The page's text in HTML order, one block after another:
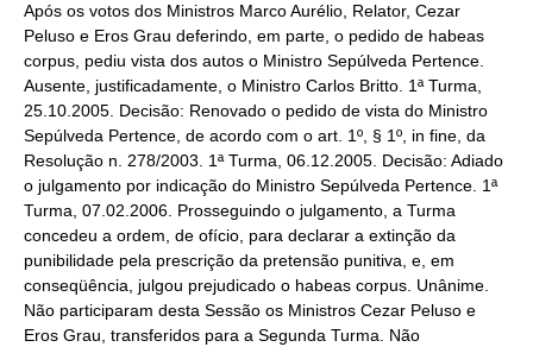
Após os votos dos Ministros Marco Aurélio, Relator, Cezar
Peluso e Eros Grau deferindo, em parte, o pedido de habeas
corpus, pediu vista dos autos o Ministro Sepúlveda Pertence.
Ausente, justificadamente, o Ministro Carlos Britto. 1ª Turma,
25.10.2005. Decisão: Renovado o pedido de vista do Ministro
Sepúlveda Pertence, de acordo com o art. 1º, § 1º, in fine, da
Resolução n. 278/2003. 1ª Turma, 06.12.2005. Decisão: Adiado
o julgamento por indicação do Ministro Sepúlveda Pertence. 1ª
Turma, 07.02.2006. Prosseguindo o julgamento, a Turma
concedeu a ordem, de ofício, para declarar a extinção da
punibilidade pela prescrição da pretensão punitiva, e, em
conseqüência, julgou prejudicado o habeas corpus. Unânime.
Não participaram desta Sessão os Ministros Cezar Peluso e
Eros Grau, transferidos para a Segunda Turma. Não